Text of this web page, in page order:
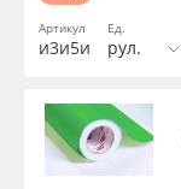
ПЭТ бэклит
Баннер
Серия
Назначение
Артикул
и3и5и
Ед.
рул.